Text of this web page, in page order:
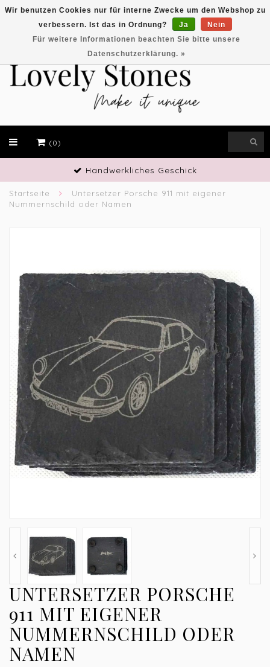
EUR
(0)
Handwerkliches Geschick
Startseite
Untersetzer Porsche 911 mit eigener
Nummernschild oder Namen
UNTERSETZER PORSCHE
911 MIT EIGENER
NUMMERNSCHILD ODER
NAMEN
Wir benutzen Cookies nur für interne Zwecke um den Webshop zu
verbessern. Ist das in Ordnung?
Ja
Nein
Für weitere Informationen beachten Sie bitte unsere
Datenschutzerklärung. »